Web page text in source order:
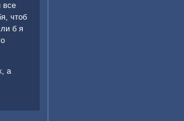
все
чтοб
б я
а